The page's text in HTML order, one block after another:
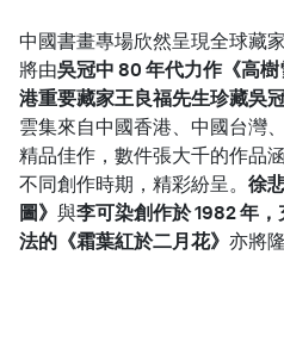
中國書畫專場欣然呈現全球藏
將由吳冠中 80 年代力作《高
港重要藏家王良福先生珍藏吳
雲集來自中國香港、中國台灣
精品佳作，數件張大千的作品
不同創作時期，精彩紛呈。 徐
圖》 與李可染創作於 1982 年
法的《霜葉紅於二月花》 亦將